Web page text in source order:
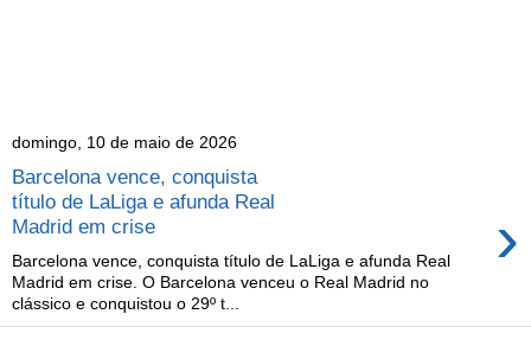
domingo, 10 de maio de 2026
Barcelona vence, conquista
título de LaLiga e afunda Real
Madrid em crise
›
Barcelona vence, conquista título de LaLiga e afunda Real
Madrid em crise. O Barcelona venceu o Real Madrid no
clássico e conquistou o 29º t...